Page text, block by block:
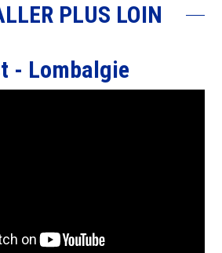
PLUS LOIN
- Lombalgie